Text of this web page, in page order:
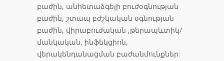
բաժին, անհետաձգելի բուժօգնության
բաժին, շտապ բժշկական օգնության
բաժին, վիրաբուժական ,թերապևտիկ/
մանկական, ինֆեկցիոն,
վերակենդանացման բաժանմունքներ: